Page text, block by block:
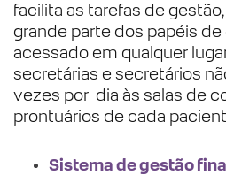
facilita as tarefas de
grande parte dos papéis
acessado em qualquer
secretárias e secretários
vezes por dia às salas de
prontuários de cada
Sistema de gestão